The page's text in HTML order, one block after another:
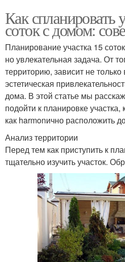
Как спланировать
соток с домом:
Планирование участка 15
но увлекательная задача. От
территорию, зависит не
эстетическая
дома. В этой статье мы
подойти к планировке
как harmonично расположить
Анализ территории
Перед тем как приступить к
тщательно изучить участок.